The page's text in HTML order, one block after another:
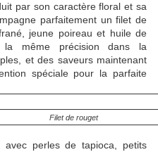
par son caractère floral et sa
parfaitement un filet de
jeune poireau et huile de
la même précision dans la
et des saveurs maintenant
spéciale pour la parfaite
Filet de rouget
perles de tapioca, petits